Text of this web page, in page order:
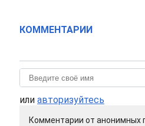
КОММЕНТАРИИ
или авторизуйтесь
Комментарии от анонимных